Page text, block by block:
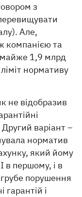
з
Але,
компанією та
майже 1,9 млрд
нормативу
не відобразив
Другий варіант –
норматив
який йому
в першому, і в
порушення
і